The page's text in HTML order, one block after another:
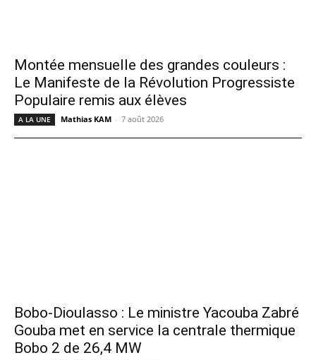
Montée mensuelle des grandes couleurs :
Le Manifeste de la Révolution Progressiste
Populaire remis aux élèves
A LA UNE Mathias KAM - 7 août 2026
Bobo-Dioulasso : Le ministre Yacouba Zabré
Gouba met en service la centrale thermique
Bobo 2 de 26,4 MW